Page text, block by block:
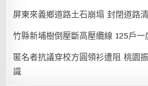
屏東來義鄉道路土石崩塌 封閉道路
竹縣新埔樹倒壓斷高壓纜線 125戶
匿名者抗議穿校方圓領衫遭阻 桃園
識